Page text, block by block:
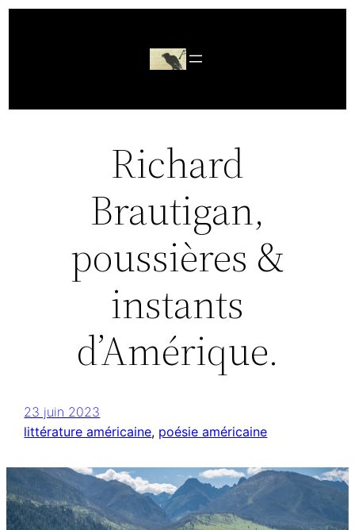
Richard
Brautigan,
poussières &
instants
d’Amérique.
23 juin 2023
littérature américaine, poésie américaine